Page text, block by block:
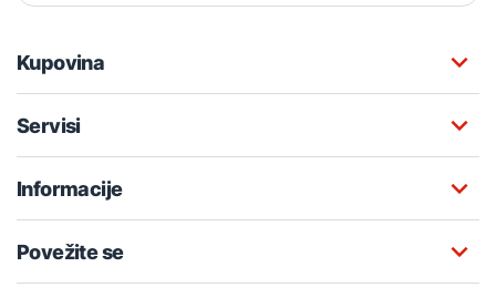
Kupovina
Servisi
Informacije
Povežite se